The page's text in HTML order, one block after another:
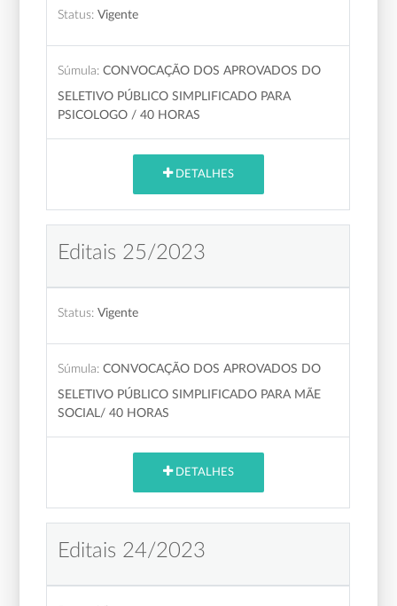
Status: Vigente
Súmula: CONVOCAÇÃO DOS APROVADOS DO
SELETIVO PÚBLICO SIMPLIFICADO PARA
PSICOLOGO / 40 HORAS
DETALHES
Editais 25/2023
Status: Vigente
Súmula: CONVOCAÇÃO DOS APROVADOS DO
SELETIVO PÚBLICO SIMPLIFICADO PARA MÃE
SOCIAL/ 40 HORAS
DETALHES
Editais 24/2023